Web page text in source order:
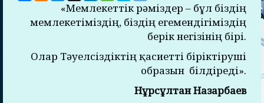
«Мемлекеттік рәміздер – бұл біздің
мемлекетіміздің, біздің егемендігіміздің
берік негізінің бірі.
Олар Тәуелсіздіктің қасиетті біріктіруші
образын білдіреді».
Нұрсұлтан Назарбаев